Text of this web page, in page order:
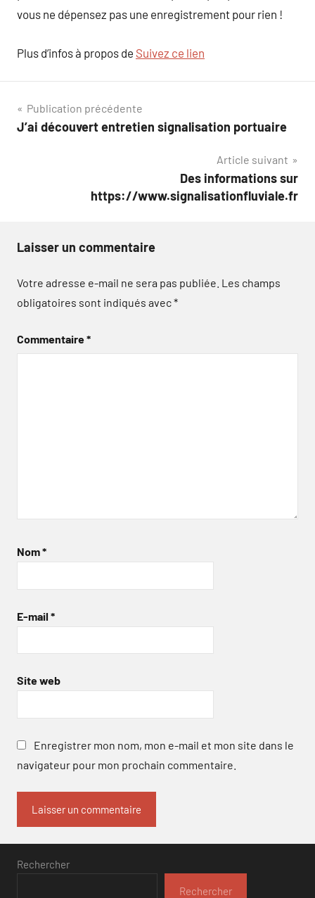
vous ne dépensez pas une enregistrement pour rien !
Plus d’infos à propos de Suivez ce lien
Navigation
de
Publication précédente
J’ai découvert entretien signalisation portuaire
Article suivant
Des informations sur
https://www.signalisationfluviale.fr
Laisser un commentaire
Votre adresse e-mail ne sera pas publiée. Les champs
obligatoires sont indiqués avec*
Commentaire*
Nom*
E-mail *
Site web
Enregistrer mon nom, mon e-mail et mon site dans le
navigateur pour mon prochain commentaire.
Rechercher
Rechercher